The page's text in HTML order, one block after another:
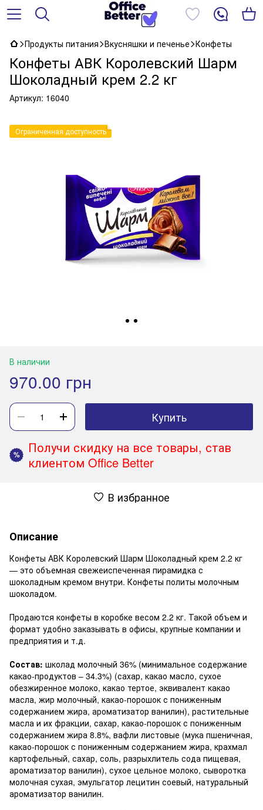
Продукты питания Вкусняшки и печенье Конфеты
Конфеты АВК Королевский Шарм
Шоколадный крем 2.2 кг
Артикул: 16040
Ограниченная доступность
В наличии
970.00 грн
Купить
%
Получи скидку на все товары, став
клиентом Office Better
В избранное
Описание
Конфеты АВК Королевский Шарм Шоколадный крем 2.2 кг
— это объемная свежеиспеченная пирамидка с
шоколадным кремом внутри. Конфеты политы молочным
шоколадом.
Продаются конфеты в коробке весом 2.2 кг. Такой объем и
формат удобно заказывать в офисы, крупные компании и
предприятия и т.д.
Состав: школад молочный 36% (минимальное содержание
какао-продуктов – 34.3%) (сахар, какао масло, сухое
обезжиренное молоко, какао тертое, эквивалент какао
масла, жир молочный, какао-порошок с пониженным
содержанием жира, ароматизатор ванилин), растительные
масла и их фракции, сахар, какао-порошок с пониженным
содержанием жира 8.8%, вафли листовые (мука пшеничная,
какао-порошок с пониженным содержанием жира, крахмал
картофельный, сахар, соль, разрыхлитель сода пищевая,
ароматизатор ванилин), сухое цельное молоко, сыворотка
молочная сухая, эмульгатор лецитин соевый, натуральный
ароматизатор ванилин.